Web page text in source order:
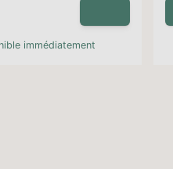
immédiatement